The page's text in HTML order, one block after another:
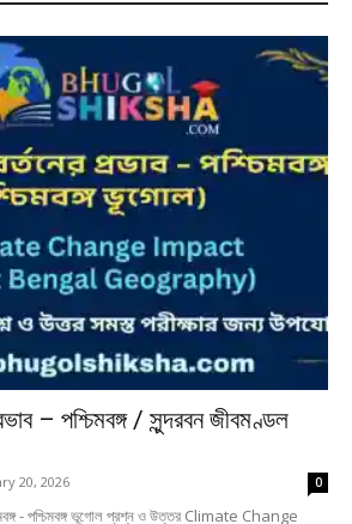
– পশ্চিমবঙ্গ / সুন্দরবন জীবমণ্ডল
20, 2026 0
- পশ্চিমবঙ্গ ভূগোল প্রশ্ন ও উত্তর Climate Change